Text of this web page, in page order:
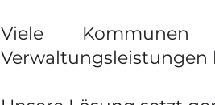
Viele
Verwaltungsleistungen